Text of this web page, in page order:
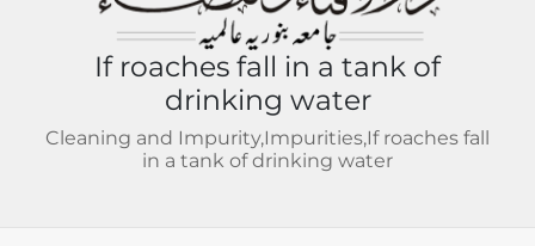
If roaches fall in a tank of
drinking water
Cleaning and Impurity,Impurities,If roaches fall
in a tank of drinking water